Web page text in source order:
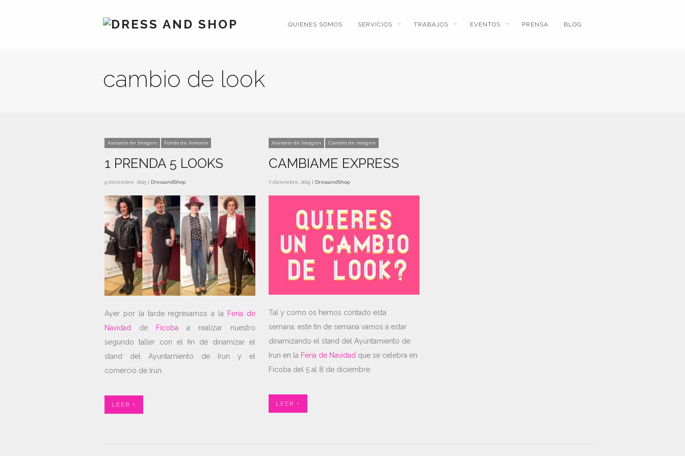
QUIENES SOMOS SERVICIOS TRABAJOS EVENTOS PRENSA BLOG
cambio de look
Asesoría de Imagen Fondo de Armario
1 PRENDA 5 LOOKS
9 diciembre, 2015 | DressandShop
Ayer por la tarde regresamos a la
Feria de
Navidad
de Ficoba a realizar nuestro
segundo taller con el fin de dinamizar el
stand del Ayuntamiento de Irun y el
comercio de Irún.
LEER +
Asesoría de Imagen Cambio de imagen
CAMBIAME EXPRESS
7 diciembre, 2015 | DressandShop
Tal y como os hemos contado esta
semana, este fin de semana vamos a estar
dinamizando el stand del Ayuntamiento de
Irun en la Feria de Navidad que se celebra en
Ficoba del 5 al 8 de diciembre.
LEER +